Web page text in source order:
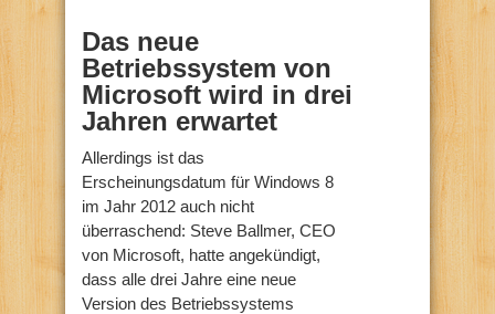
Das neue
Betriebssystem von
Microsoft wird in drei
Jahren erwartet
Allerdings ist das
Erscheinungsdatum für Windows 8
im Jahr 2012 auch nicht
überraschend: Steve Ballmer, CEO
von Microsoft, hatte angekündigt,
dass alle drei Jahre eine neue
Version des Betriebssystems